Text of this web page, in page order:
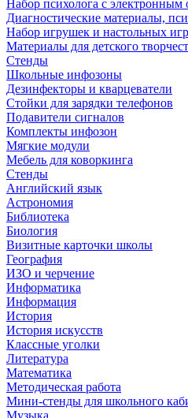
Набор психолога с электронным
Диагностические материалы,
Набор игрушек и настольных игр
Материалы для детского
Стенды
Школьные инфозоны
Дезинфекторы и кварцеватели
Стойки для зарядки телефонов
Подавители сигналов
Комплекты инфозон
Мягкие модули
Мебель для коворкинга
Стенды
Английский язык
Астрономия
Библиотека
Биология
Визитные карточки школы
География
ИЗО и черчение
Информатика
Информация
История
История искусств
Классные уголки
Литература
Математика
Методическая работа
Мини-стенды для школьного
Музыка